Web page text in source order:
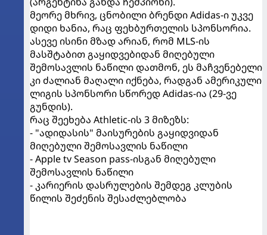
მეორე მხრივ, ცნობილი ბრენდი Adidas-ი უკვე
დიდი ხანია, რაც ფეხბურთელის სპონსორია.
ასევე ისინი მზად არიან, რომ MLS-ის
მასშტაბით გაყიდვებიდან მიღებული
შემოსავლის ნაწილი დათმონ, ეს მაჩვენებელი
კი ძალიან მაღალი იქნება, რადგან ამერიკული
ლიგის სპონსორი სწორედ Adidas-ია (29-ვე
გუნდის).
რაც შეეხება Athletic-ის 3 მიზეზს:
- "ადიდასის" მაისურების გაყიდვიდან
მიღებული შემოსავლის ნაწილი
- Apple tv Season pass-ისგან მიღებული
შემოსავლის ნაწილი
- კარიერის დასრულების შემდეგ კლუბის
წილის შეძენის შესაძლებლობა